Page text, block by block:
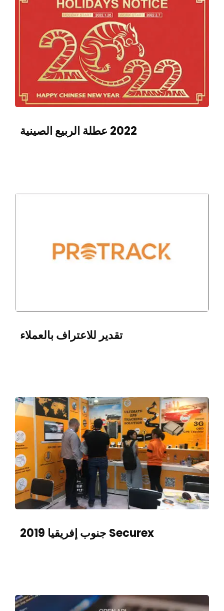
2022 عطلة الربيع الصينية
تقدير للاعتراف بالعملاء
Securex جنوب إفريقيا 2019